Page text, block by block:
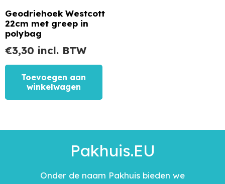
Geodriehoek Westcott
22cm met greep in
polybag
€3,30 incl. BTW
Toevoegen aan
winkelwagen
Pakhuis.EU
Onder de naam Pakhuis bieden we